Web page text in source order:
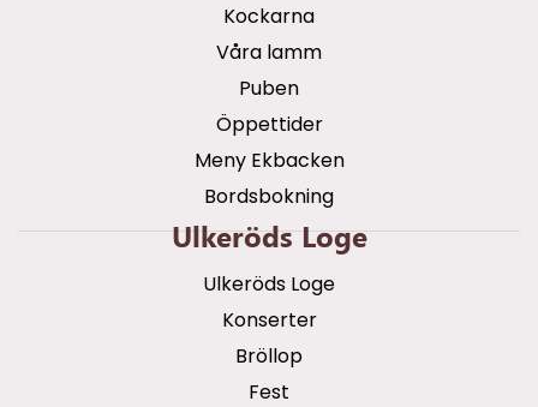
Kockarna
Våra lamm
Puben
Öppettider
Meny Ekbacken
Bordsbokning
Ulkeröds Loge
Ulkeröds Loge
Konserter
Bröllop
Fest